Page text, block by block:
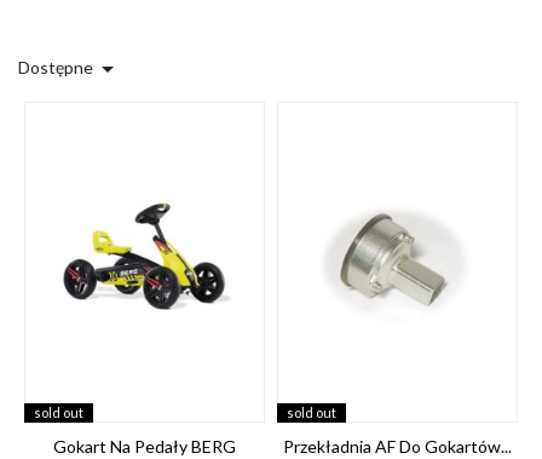
Dostępne 
sold out
Gokart Na Pedały BERG
sold out
Przekładnia AF Do Gokartów...